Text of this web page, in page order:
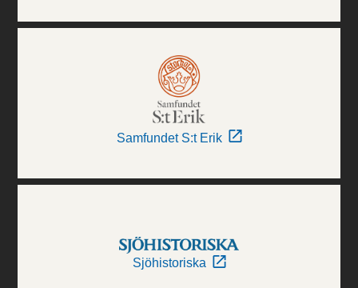
Samfundet S:t Erik
Sjöhistoriska